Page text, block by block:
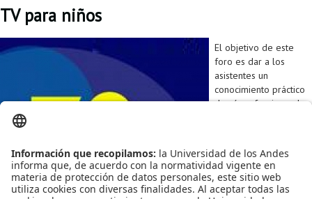
TV para niños
El objetivo de este
foro es dar a los
asistentes un
conocimiento práctico
de cómo funciona el
ejemplos reales y
dejando a la audiencia
con la comprensión y